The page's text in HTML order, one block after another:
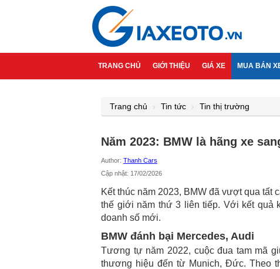
TRANG CHỦ GIỚI THIỆU GIÁ XE MUA BÁN
Trang chủ Tin tức Tin thị trường
Năm 2023: BMW là hãng xe
Author: Thanh Cars
Cập nhật: 17/02/2026
Kết thúc năm 2023, BMW đã vượt qua tất
thế giới năm thứ 3 liên tiếp. Với kết quả
doanh số mới.
BMW đánh bại Mercedes, Audi
Tương tự năm 2022, cuộc đua tam mã
thương hiệu đến từ Munich, Đức. Theo